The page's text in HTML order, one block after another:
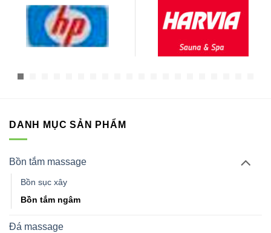
DANH MỤC SẢN PHẨM
Bồn tắm massage
Bồn sục xây
Bồn tắm ngâm
Đá massage